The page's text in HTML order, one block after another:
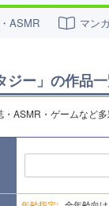
ASMR マン
ジー」の作品
ASMR・ゲームなど